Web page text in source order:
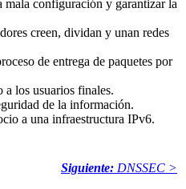
mala configuración y garantizar la
creen, dividan y unan redes
de entrega de paquetes por
los usuarios finales.
de la información.
a una infraestructura IPv6.
Siguiente: DNSSEC >